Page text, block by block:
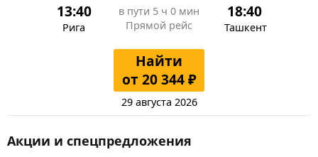
13:40
Рига
в пути 5 ч 0 мин
Прямой рейс
18:40
Ташкент
Найти
от 20 344 ₽
29 августа 2026
Акции и спецпредложения